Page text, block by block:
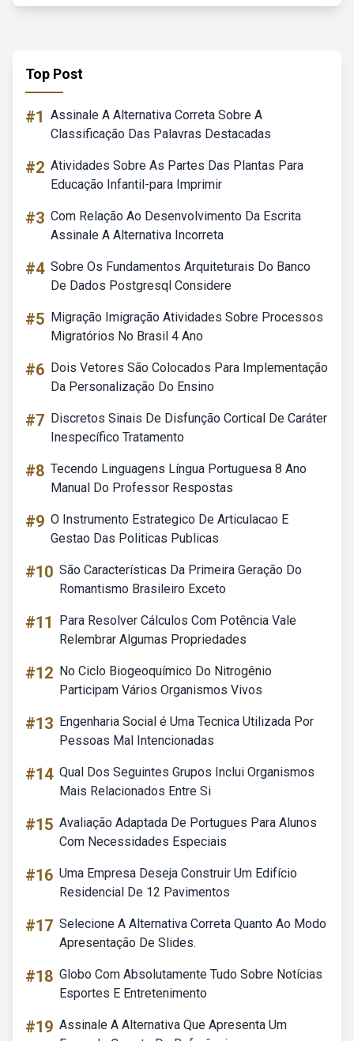
Top Post
#1 Assinale A Alternativa Correta Sobre A
Classificação Das Palavras Destacadas
#2 Atividades Sobre As Partes Das Plantas Para
Educação Infantil-para Imprimir
#3 Com Relação Ao Desenvolvimento Da Escrita
Assinale A Alternativa Incorreta
#4 Sobre Os Fundamentos Arquiteturais Do Banco
De Dados Postgresql Considere
#5 Migração Imigração Atividades Sobre Processos
Migratórios No Brasil 4 Ano
#6 Dois Vetores São Colocados Para Implementação
Da Personalização Do Ensino
#7 Discretos Sinais De Disfunção Cortical De Caráter
Inespecífico Tratamento
#8 Tecendo Linguagens Língua Portuguesa 8 Ano
Manual Do Professor Respostas
#9 O Instrumento Estrategico De Articulacao E
Gestao Das Politicas Publicas
#10 São Características Da Primeira Geração Do
Romantismo Brasileiro Exceto
#11
Para Resolver Cálculos Com Potência Vale
Relembrar Algumas Propriedades
#12 No Ciclo Biogeoquímico Do Nitrogênio
Participam Vários Organismos Vivos
#13 Engenharia Social é Uma Tecnica Utilizada Por
Pessoas Mal Intencionadas
#14 Qual Dos Seguintes Grupos Inclui Organismos
Mais Relacionados Entre Si
#15 Avaliação Adaptada De Portugues Para Alunos
Com Necessidades Especiais
#16 Uma Empresa Deseja Construir Um Edifício
Residencial De 12 Pavimentos
#17 Selecione A Alternativa Correta Quanto Ao Modo
Apresentação De Slides.
#18 Globo Com Absolutamente Tudo Sobre Notícias
Esportes E Entretenimento
#19 Assinale A Alternativa Que Apresenta Um